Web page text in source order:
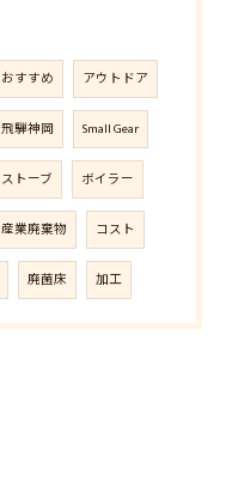
おすすめ アウトドア
飛騨神岡 Small Gear
ストーブ ボイラー
産業廃棄物 コスト
廃菌床 加工